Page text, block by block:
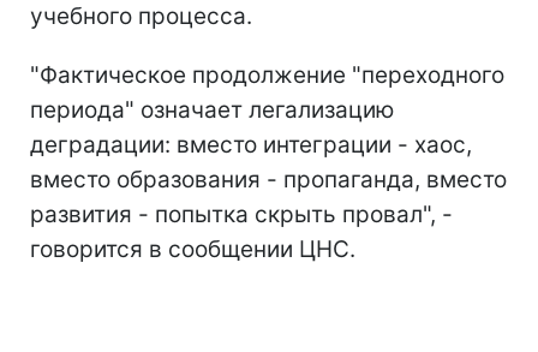
учебного процесса.
"Фактическое продолжение "переходного
периода" означает легализацию
деградации: вместо интеграции - хаос,
вместо образования - пропаганда, вместо
развития - попытка скрыть провал", -
говорится в сообщении ЦНС.